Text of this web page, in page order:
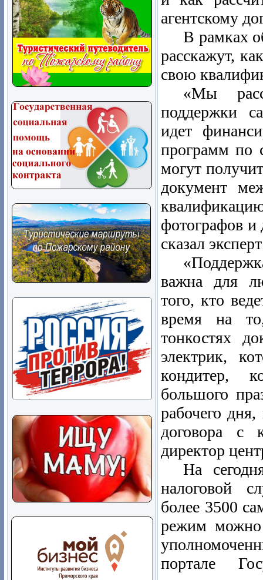
агентскому
В рамках
расскажут,
свою
«Мы
поддержки
идет
программ по
могут
документ
фотографов и
сказал
важна для
того, кто
время на
тонкостях
электрик,
кондитер,
большого
рабочего
договора с
директор
На
налоговой
более 3500
режим
портале